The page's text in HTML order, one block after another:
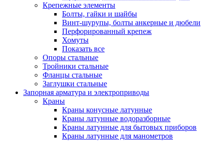
Крепежные элементы
Болты, гайки и шайбы
Винт-шурупы, болты анкерные и дюбели
Перфорированный крепеж
Хомуты
Показать все
Опоры стальные
Тройники стальные
Фланцы стальные
Заглушки стальные
Запорная арматура и электроприводы
Краны
Краны конусные латунные
Краны латунные водоразборные
Краны латунные для бытовых приборов
Краны латунные для манометров